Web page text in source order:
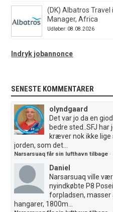
(DK) Albatros
Manager, Africa
Udløber: 08.08.2026
Indryk jobannonce
SENESTE KOMMENTARER
olyndgaard
Det var jo da en
bedre sted..SFJ
kræver nok ikke
jorden, som det...
Narsarsuaq får sin lufthavn tilbage
Daniel
Narsarsuaq ville
nyindkøbte P8
forpladsen, masser
hangarer, 1800m...